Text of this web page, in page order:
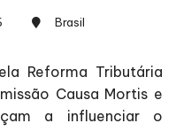
Brasil
Reforma Tributária
Causa Mortis e
a influenciar o